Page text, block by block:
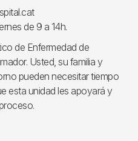
de 9 a 14h.
de Enfermedad de
Usted, su familia y
pueden necesitar tiempo
esta unidad les apoyará y